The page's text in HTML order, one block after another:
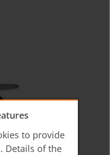
to provide
Details of the